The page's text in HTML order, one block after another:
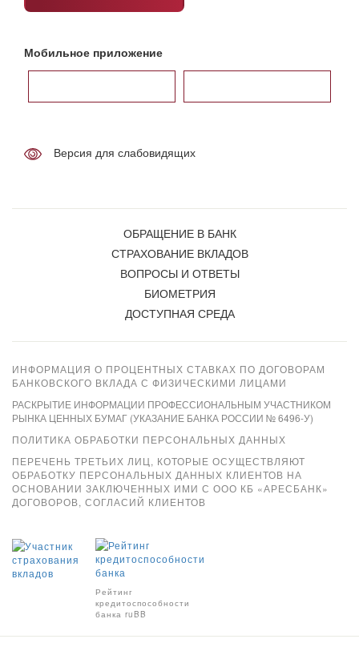
Мобильное приложение
Версия для слабовидящих
ОБРАЩЕНИЕ В БАНК
СТРАХОВАНИЕ ВКЛАДОВ
ВОПРОСЫ И ОТВЕТЫ
БИОМЕТРИЯ
ДОСТУПНАЯ СРЕДА
ИНФОРМАЦИЯ О ПРОЦЕНТНЫХ СТАВКАХ ПО ДОГОВОРАМ
БАНКОВСКОГО ВКЛАДА С ФИЗИЧЕСКИМИ ЛИЦАМИ
РАСКРЫТИЕ ИНФОРМАЦИИ ПРОФЕССИОНАЛЬНЫМ УЧАСТНИКОМ
РЫНКА ЦЕННЫХ БУМАГ (УКАЗАНИЕ БАНКА РОССИИ № 6496-У)
ПОЛИТИКА ОБРАБОТКИ ПЕРСОНАЛЬНЫХ ДАННЫХ
ПЕРЕЧЕНЬ ТРЕТЬИХ ЛИЦ, КОТОРЫЕ ОСУЩЕСТВЛЯЮТ
ОБРАБОТКУ ПЕРСОНАЛЬНЫХ ДАННЫХ КЛИЕНТОВ НА
ОСНОВАНИИ ЗАКЛЮЧЕННЫХ ИМИ С ООО КБ «АРЕСБАНК»
ДОГОВОРОВ, СОГЛАСИЙ КЛИЕНТОВ
Рейтинг
кредитоспособности
банка ruBB